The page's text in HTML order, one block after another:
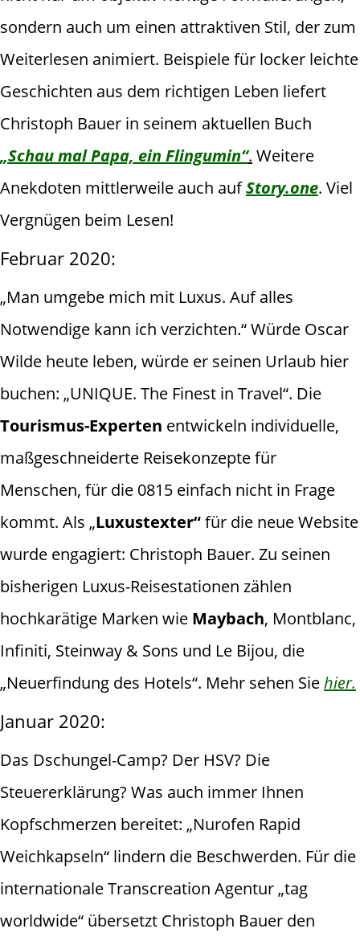
sondern auch um einen attraktiven Stil, der zum
Weiterlesen animiert. Beispiele für locker leichte
Geschichten aus dem richtigen Leben liefert
Christoph Bauer in seinem aktuellen Buch
„Schau mal Papa, ein Flingumin“. Weitere
Anekdoten mittlerweile auch aufStory.one. Viel
Vergnügen beim Lesen!
Februar 2020:
„Man umgebe mich mit Luxus. Auf alles
Notwendige kann ich verzichten.“ Würde Oscar
Wilde heute leben, würde er seinen Urlaub hier
buchen: „UNIQUE. The Finest in Travel“. Die
Tourismus-Experten entwickeln individuelle,
maßgeschneiderte Reisekonzepte für
Menschen, für die 0815 einfach nicht in Frage
kommt. Als „Luxustexter“für die neue Website
wurde engagiert: Christoph Bauer. Zu seinen
bisherigen Luxus-Reisestationen zählen
hochkarätige Marken wie Maybach, Montblanc,
Infiniti, Steinway & Sons und Le Bijou, die
„Neuerfindung des Hotels“. Mehr sehen Siehier.
Januar 2020:
Das Dschungel-Camp? Der HSV? Die
Steuererklärung? Was auch immer Ihnen
Kopfschmerzen bereitet: „Nurofen Rapid
Weichkapseln“ lindern die Beschwerden. Für die
internationale Transcreation Agentur „tag
worldwide“ übersetzt Christoph Bauer den